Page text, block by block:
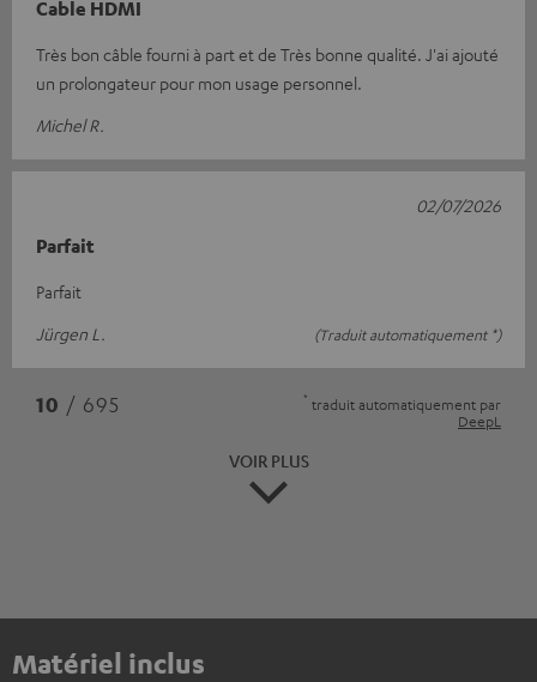
Cable HDMI
Très bon câble fourni à part et de Très bonne qualité. J'ai ajouté
un prolongateur pour mon usage personnel.
Michel R.
Parfait
Parfait
Jürgen L.
(Traduit automatiquement *)
02/07/2026
10 / 695 * traduit automatiquement par
DeepL
VOIR PLUS
Matériel inclus